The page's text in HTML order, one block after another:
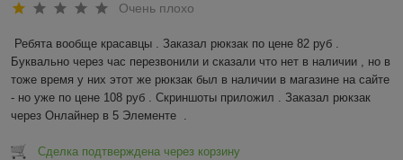
Очень плохо
Ребята вообще красавцы . Заказал рюкзак по цене 82 руб .
Буквально через час перезвонили и сказали что нет в наличии , но в
тоже время у них этот же рюкзак был в наличии в магазине на сайте
- но уже по цене 108 руб . Скриншоты приложил . Заказал рюкзак
через Онлайнер в 5 Элементе  .
Сделка подтверждена через корзину